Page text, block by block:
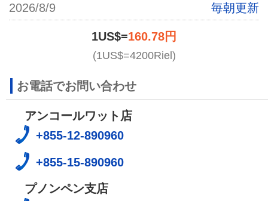
2026/8/9 毎朝更新
1US$=160.78円
(1US$=4200Riel)
お電話でお問い合わせ
アンコールワット店
+855-12-890960
+855-15-890960
プノンペン支店